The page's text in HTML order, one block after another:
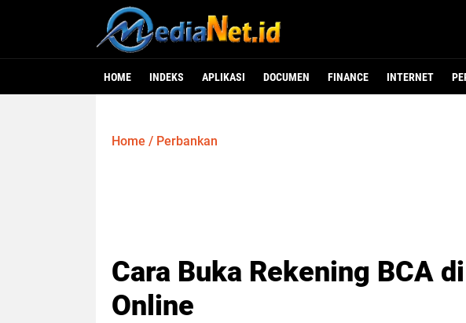
HOME INDEKS APLIKASI DOCUMEN FINANCE INTERNET
Home / Perbankan
Cara Buka Rekening BCA
Online